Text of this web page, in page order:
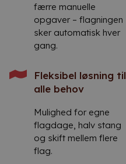
færre manuelle
opgaver – flagningen
sker automatisk hver
gang.
Fleksibel løsning til
alle behov
Mulighed for egne
flagdage, halv stang
og skift mellem flere
flag.